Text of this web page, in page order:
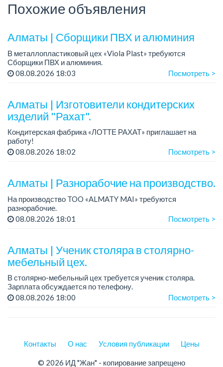
Похожие объявления
Алматы | Сборщики ПВХ и алюминия
В металлопластиковый цех «Viola Plast» требуются
Сборщики ПВХ и алюминия.
График работы: 5/2, с 08.00 до 17.00.
08.08.2026 18:03 Посмотреть >
Алматы | Изготовители кондитерских
изделий "Рахат".
Кондитерская фабрика «ЛОТТЕ РАХАТ» приглашает на
работу!
График работы: сменный.
08.08.2026 18:02 Посмотреть >
Алматы | Разнорабочие на производство.
На производство TOO «ALMATY MAI» требуются
разнорабочие.
Зарплата: от 250 000 до 300 000 тенге на руки.
08.08.2026 18:01 Посмотреть >
Алматы | Ученик столяра в столярно-
мебельный цех.
В столярно-мебельный цех требуется ученик столяра.
Зарплата обсуждается по телефону.
График работы: 5/2, с 08.00 до 18.00.
Требования: опыт работы не требуется; желание обучаться
08.08.2026 18:00 Посмотреть >
Контакты О нас Условия публикации Цены
© 2026 ИД "Жан" - копирование запрещено